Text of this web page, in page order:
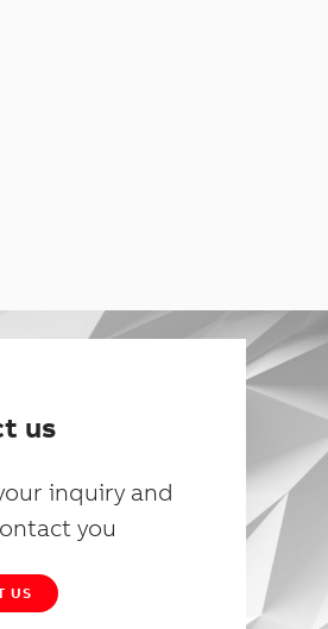
us
inquiry and
you
US